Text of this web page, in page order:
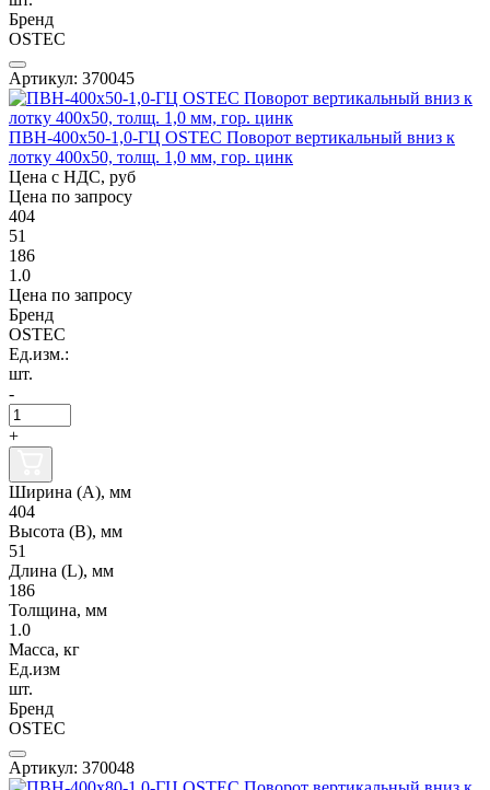
Бренд
OSTEC
Артикул: 370045
ПВН-400х50-1,0-ГЦ OSTEC Поворот вертикальный вниз к
лотку 400х50, толщ. 1,0 мм, гор. цинк
Цена с НДС, руб
Цена по запросу
404
51
186
1.0
Цена по запросу
Бренд
OSTEC
Ед.изм.:
шт.
-
+
Ширина (А), мм
404
Высота (В), мм
51
Длина (L), мм
186
Толщина, мм
1.0
Масса, кг
Ед.изм
шт.
Бренд
OSTEC
Артикул: 370048